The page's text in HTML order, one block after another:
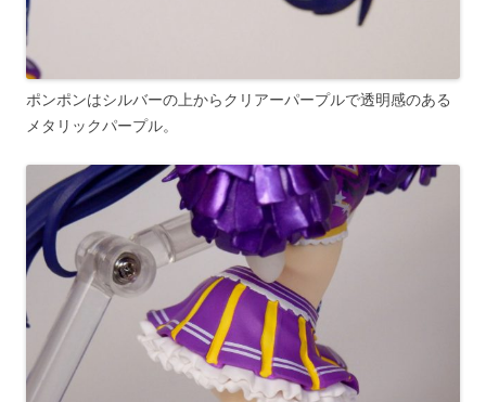
ポンポンはシルバーの上からクリアーパープルで透明感のある
メタリックパープル。